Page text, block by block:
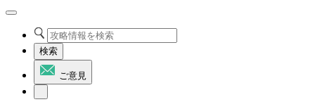
検索
ご意見